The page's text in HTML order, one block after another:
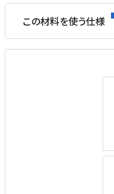
この材料を使う仕様